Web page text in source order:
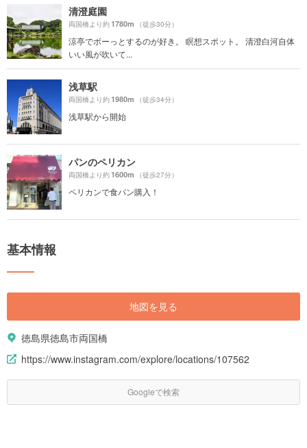
清澄庭園
両国橋より約1780m （徒歩30分）
涼亭でボーっとするのが好き。 瞑想スポット。 清澄白河自体
いい風が吹いて...
浅草駅
両国橋より約1980m （徒歩34分）
浅草駅から開始
パンのペリカン
両国橋より約1600m （徒歩27分）
ペリカンで食パン購入！
基本情報
地図を見る
徳島県徳島市両国橋
https://www.instagram.com/explore/locations/107562
Googleで検索